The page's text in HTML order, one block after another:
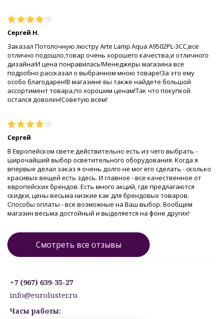
Сергей Н.
Заказал Потолочную люстру Arte Lamp Aqua A9502PL-3CC,все
отлично подошло,товар очень хорошего качества,и отличного
дизайна!И цена понравилась!Менеджеры магазина все
подробно рассказал о выбранном мною товаре!За это ему
особо благодарен!В магазине вы также найдете большой
ассортимент товара,по хорошим ценам!Так что покупкой
остался доволен!Советую всем!
Сергей
В Европейском свете действительно есть из чего выбрать -
широчайший выбор осветительного оборудования. Когда я
впервые делал заказ я очень долго не мог его сделать - сколько
красивых вещей есть здесь. И главное - все качественное от
европейских брендов. Есть много акций, где предлагаются
скидки, цены весьма низкие как для брендовых товаров.
Способы оплаты - все возможные на Ваш выбор. Вообщем
магазин весьма достойный и выделяется на фоне других!
Смотреть все отзывы
+7 (967) 639-35-27
info@euroluster.ru
Часы работы: